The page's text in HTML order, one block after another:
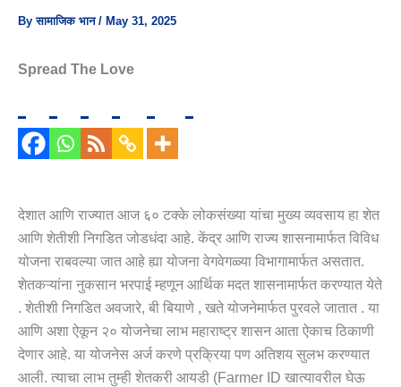
Byसामाजिक भान / May 31, 2025
Spread The Love
देशात आणि राज्यात आज ६० टक्के लोकसंख्या यांचा मुख्य व्यवसाय हा शेत
आणि शेतीशी निगडित जोडधंदा आहे. केंद्र आणि राज्य शासनामार्फत विविध
योजना राबवल्या जात आहे ह्या योजना वेगवेगळ्या विभागामार्फत असतात.
शेतकऱ्यांना नुकसान भरपाई म्हणून आर्थिक मदत शासनामार्फत करण्यात येते
. शेतीशी निगडित अवजारे, बी बियाणे , खते योजनेमार्फत पुरवले जातात . या
आणि अशा ऐकून २० योजनेचा लाभ महाराष्ट्र शासन आता ऐकाच ठिकाणी
देणार आहे. या योजनेस अर्ज करणे प्रक्रिया पण अतिशय सुलभ करण्यात
आली. त्याचा लाभ तुम्ही शेतकरी आयडी (Farmer ID खात्यावरील घेऊ